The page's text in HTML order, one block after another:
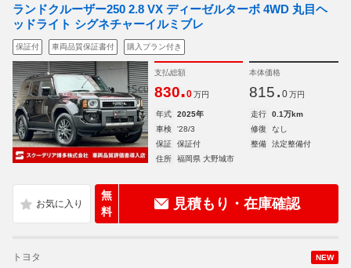
ランドクルーザー250 2.8 VX ディーゼルターボ 4WD 丸目ヘ
ッドライト シグネチャーイルミブレ
保証付 車両品質保証書付 購入プラン付き
支払総額
830.0 万円
本体価格
815. 0 万円
年式 2025年 走行
0.1万km
車検
'28/3 修復
なし
保証
保証付 整備
法定整備付
住所
福岡県 大野城市
無
料
見積もり・在庫確認
NEW
トヨタ